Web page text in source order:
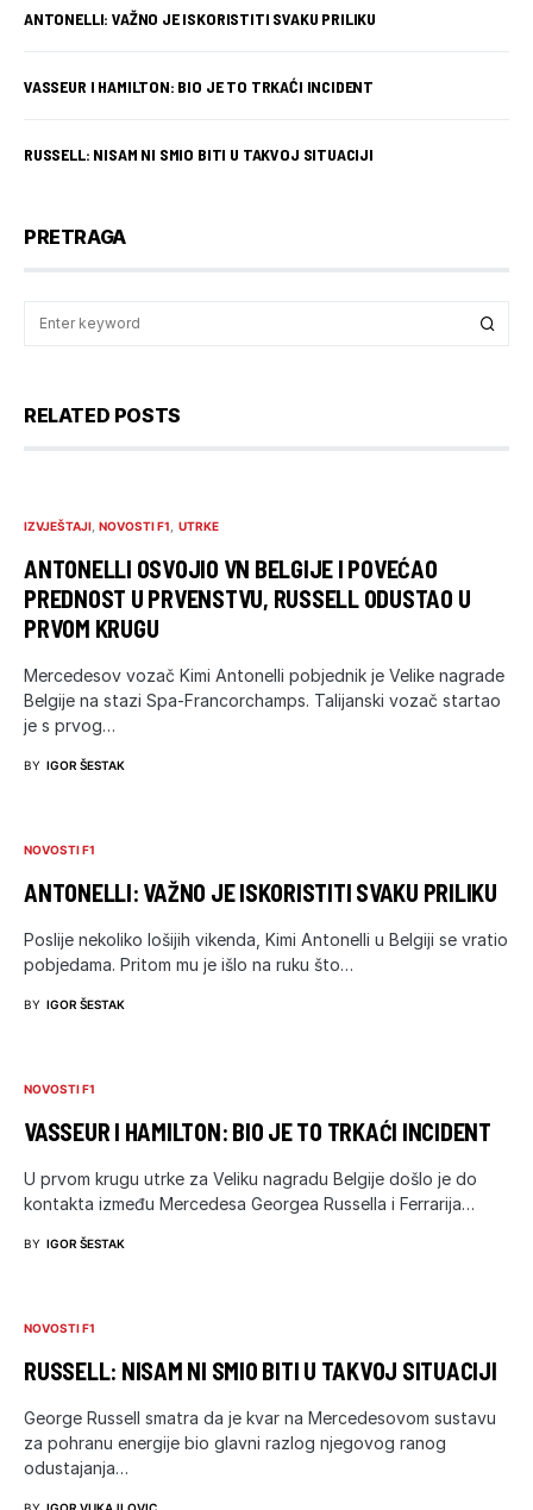
ANTONELLI: VAŽNO JE ISKORISTITI SVAKU PRILIKU
VASSEUR I HAMILTON: BIO JE TO TRKAĆI INCIDENT
RUSSELL: NISAM NI SMIO BITI U TAKVOJ SITUACIJI
PRETRAGA
RELATED POSTS
IZVJEŠTAJI NOVOSTI F1 UTRKE
ANTONELLI OSVOJIO VN BELGIJE I POVEĆAO
PREDNOST U PRVENSTVU, RUSSELL ODUSTAO U
PRVOM KRUGU
Mercedesov vozač Kimi Antonelli pobjednik je Velike nagrade
Belgije na stazi Spa-Francorchamps. Talijanski vozač startao
je s prvog…
BY IGOR ŠESTAK
NOVOSTI F1
ANTONELLI: VAŽNO JE ISKORISTITI SVAKU PRILIKU
Poslije nekoliko lošijih vikenda, Kimi Antonelli u Belgiji se vratio
pobjedama. Pritom mu je išlo na ruku što…
BY IGOR ŠESTAK
NOVOSTI F1
VASSEUR I HAMILTON: BIO JE TO TRKAĆI INCIDENT
U prvom krugu utrke za Veliku nagradu Belgije došlo je do
kontakta između Mercedesa Georgea Russella i Ferrarija…
BY IGOR ŠESTAK
NOVOSTI F1
RUSSELL: NISAM NI SMIO BITI U TAKVOJ SITUACIJI
George Russell smatra da je kvar na Mercedesovom sustavu
za pohranu energije bio glavni razlog njegovog ranog
odustajanja…